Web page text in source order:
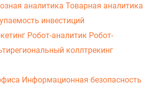
аналитика Товарная аналитика
инвестиций
Робот-аналитик Робот-
коллтрекинг
Информационная безопасность